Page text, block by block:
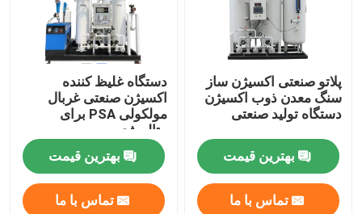
پلاتو صنعتی اکسیژن ساز
سنگ معدن ذوب اکسیژن
دستگاه تولید صنعتی
بهترین قیمت
تماس با ما
دستگاه غلیظ کننده
اکسیژن صنعتی غربال
مولکولی PSA برای
متالورژی
بهترین قیمت
تماس با ما